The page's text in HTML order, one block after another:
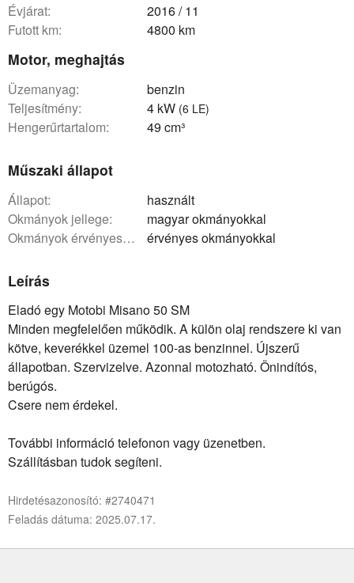
évjárat:
2016 / 11
futott km:
4800 km
Motor, meghajtás
üzemanyag:
benzin
teljesítmény:
4 kW (6 LE)
hengerűrtartalom: 49 cm³
Műszaki állapot
állapot:
használt
okmányok jellege:
magyar okmányokkal
okmányok érvényessége:
érvényes okmányokkal
Leírás
Eladó egy Motobi Misano 50 SM
Minden megfelelően működik. A külön olaj rendszere ki van
kötve, keverékkel üzemel 100-as benzinnel. Újszerű
állapotban. Szervizelve. Azonnal motozható. Önindítós,
berúgós.
Csere nem érdekel.
További információ telefonon vagy üzenetben.
Szállításban tudok segíteni.
Hirdetésazonosító: #2740471
Feladás dátuma: 2025.07.17.